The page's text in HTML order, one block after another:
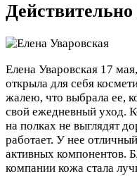
Елена Уваровская 17
открыла для себя
жалею, что выбрала ее,
свой ежедневный уход.
на полках не выглядят
работает. У нее
активных компонентов.
компании кожа стала